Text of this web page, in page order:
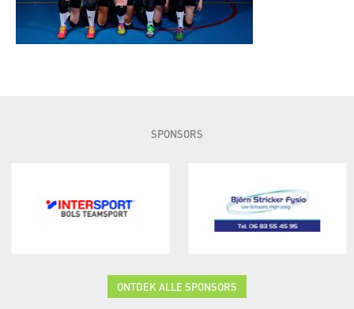
SPONSORS
ONTDEK ALLE SPONSORS